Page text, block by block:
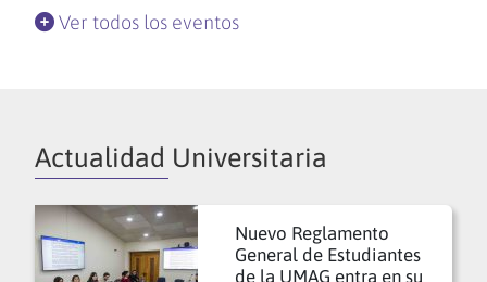
Ver todos los eventos
Actualidad Universitaria
Nuevo Reglamento
General de Estudiantes
de la UMAG entra en su